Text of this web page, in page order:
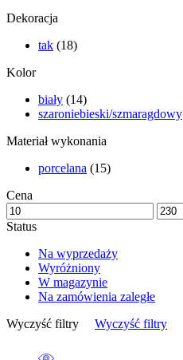
Dekoracja
tak (18)
Kolor
biały (14)
szaroniebieski/szmaragdowy
Materiał wykonania
porcelana (15)
Cena
Status
Na wyprzedaży
Wyróżniony
W magazynie
Na zamówienia zaległe
Wyczyść filtry
Wyczyść filtry